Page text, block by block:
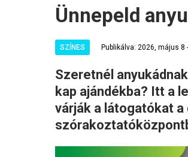
Back
to
Ünnepeld
SZÍNES Publikálva: 2026, május 8
Szeretnél
kap ajándékba? Itt a
várják a látogatókat a